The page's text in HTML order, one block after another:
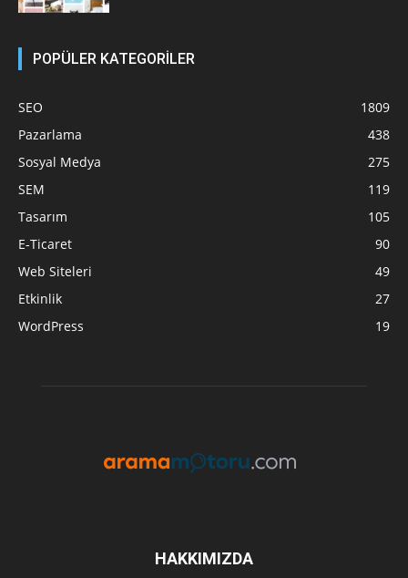
POPÜLER KATEGORİLER
SEO
1809
Pazarlama
438
Sosyal Medya
275
SEM
119
Tasarım
105
E-Ticaret
90
Web Siteleri
49
Etkinlik
27
WordPress
19
HAKKIMIZDA